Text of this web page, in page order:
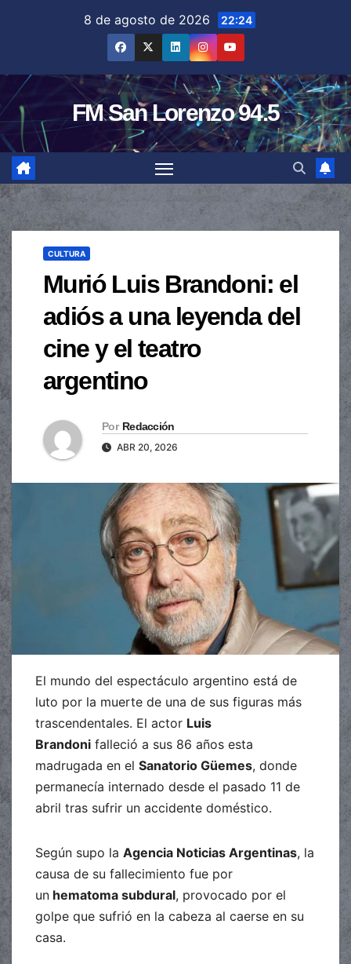
8 de agosto de 2026 22:24
FM San Lorenzo 94.5
CULTURA
Murió Luis Brandoni: el
adiós a una leyenda del
cine y el teatro
argentino
Por Redacción
ABR 20, 2026
El mundo del espectáculo argentino está de
luto por la muerte de una de sus figuras más
trascendentales. El actor Luis
Brandoni falleció a sus 86 años esta
madrugada en el Sanatorio Güemes, donde
permanecía internado desde el pasado 11 de
abril tras sufrir un accidente doméstico.
Según supo la Agencia Noticias Argentinas, la
causa de su fallecimiento fue por
un hematoma subdural, provocado por el
golpe que sufrió en la cabeza al caerse en su
casa.